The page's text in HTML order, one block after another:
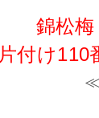
錦松
片付け110